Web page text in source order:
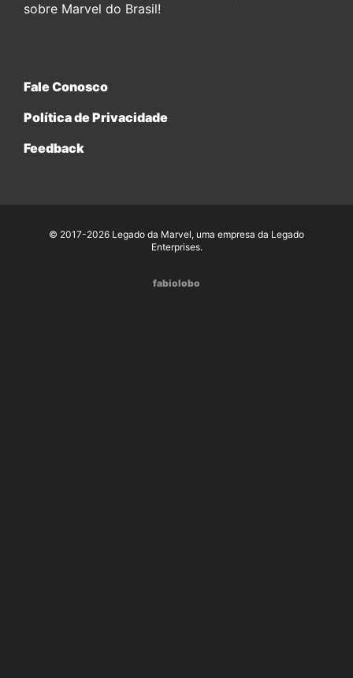
sobre Marvel do Brasil!
Fale Conosco
Política de Privacidade
Feedback
© 2017-2026 Legado da Marvel, uma empresa da Legado
Enterprises.
fabiolobo